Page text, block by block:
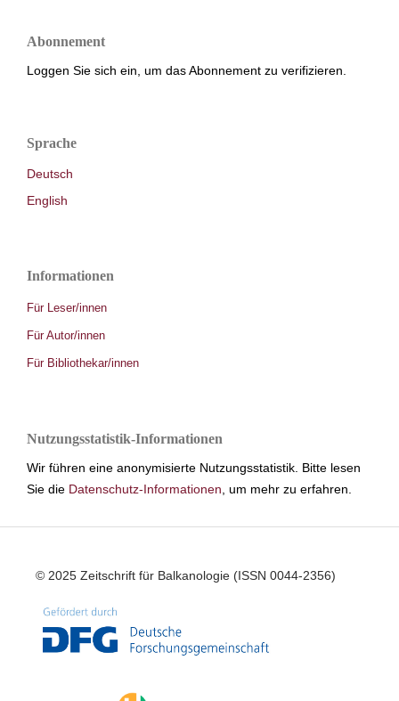
Abonnement
Loggen Sie sich ein, um das Abonnement zu verifizieren.
Sprache
Deutsch
English
Informationen
Für Leser/innen
Für Autor/innen
Für Bibliothekar/innen
Nutzungsstatistik-Informationen
Wir führen eine anonymisierte Nutzungsstatistik. Bitte lesen
Sie die Datenschutz-Informationen, um mehr zu erfahren.
© 2025 Zeitschrift für Balkanologie (ISSN 0044-2356)